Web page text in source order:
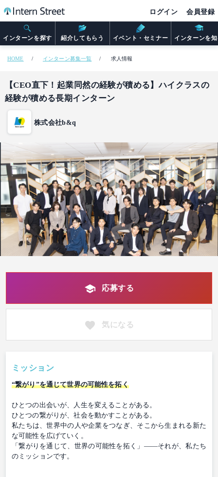
インターンを探す 紹介してもらう イベント・セミナー インターンを
ログイン 会員登録
HOME インターン募集一覧 求人情報
【CEO直下！起業同然の経験が積める】ハイクラスの
経験が積める長期インターン
株式会社b&q
応募する
気になる
ミッション
“繋がり”を通じて世界の可能性を拓く
ひとつの出会いが、人生を変えることがある。
ひとつの繋がりが、社会を動かすことがある。
私たちは、世界中の人や企業をつなぎ、そこから生まれる新た
な可能性を広げていく。
「繋がりを通じて、世界の可能性を拓く」——それが、私たち
のミッションです。